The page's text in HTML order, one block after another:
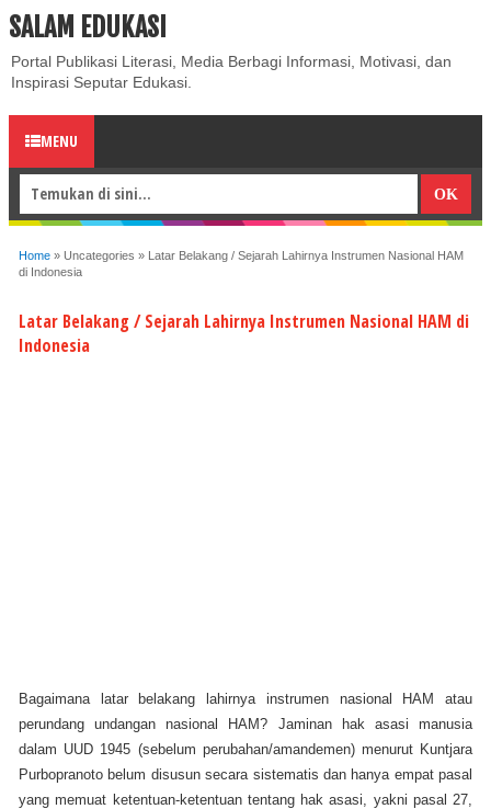
ABOUT CONTACT US
SALAM EDUKASI
Portal Publikasi Literasi, Media Berbagi Informasi, Motivasi, dan
Inspirasi Seputar Edukasi.
MENU
Home » Uncategories » Latar Belakang / Sejarah Lahirnya Instrumen Nasional HAM
di Indonesia
Latar Belakang / Sejarah Lahirnya Instrumen Nasional HAM di
Indonesia
Bagaimana latar belakang lahirnya instrumen nasional HAM atau
perundang undangan nasional HAM? Jaminan hak asasi manusia
dalam UUD 1945 (sebelum perubahan/amandemen) menurut Kuntjara
Purbopranoto belum disusun secara sistematis dan hanya empat pasal
yang memuat ketentuan-ketentuan tentang hak asasi, yakni pasal 27,